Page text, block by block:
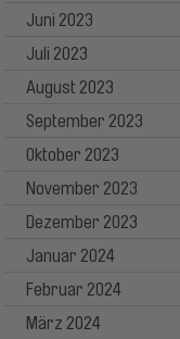
Juni 2023
Juli 2023
August 2023
September 2023
Oktober 2023
November 2023
Dezember 2023
Januar 2024
Februar 2024
März 2024